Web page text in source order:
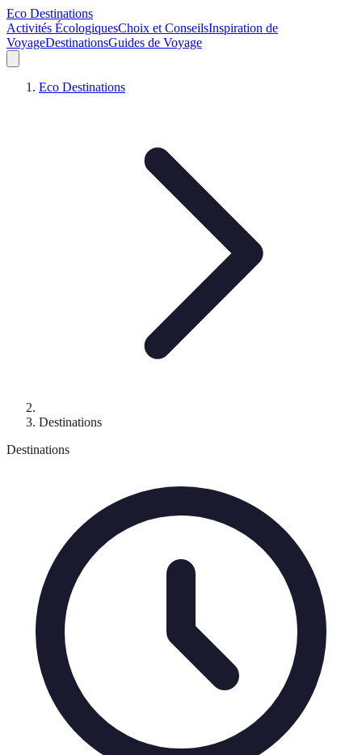
Eco Destinations
Activités ÉcologiquesChoix et ConseilsInspiration de
VoyageDestinationsGuides de Voyage
Eco Destinations
Destinations
Destinations